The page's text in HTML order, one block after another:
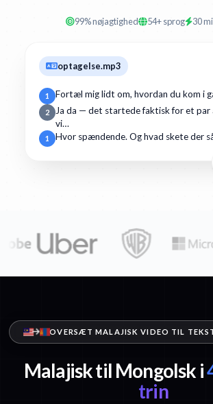
99% nøjagtighed 54+ sprog 30
optagelse.mp3
1 Fortæl mig lidt om, hvordan du kom i
2
Ja da — det startede faktisk for et par
vi…
1 Hvor spændende. Og hvad skete der
OVERSÆT MALAJISK VIDEO TIL
Malajisk til Mongolsk i
trin